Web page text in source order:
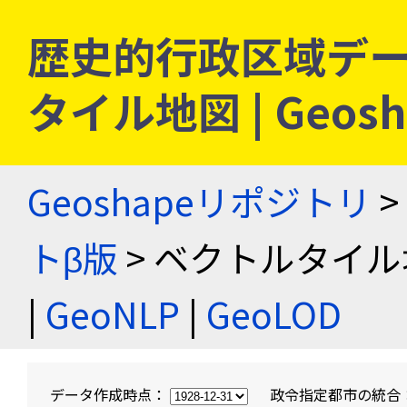
歴史的行政区域デ
タイル地図 |
Geoshapeリポジトリ >
トβ版 > ベクトルタイ
| GeoNLP | GeoLOD
データ作成時点： 政令指定都市の統